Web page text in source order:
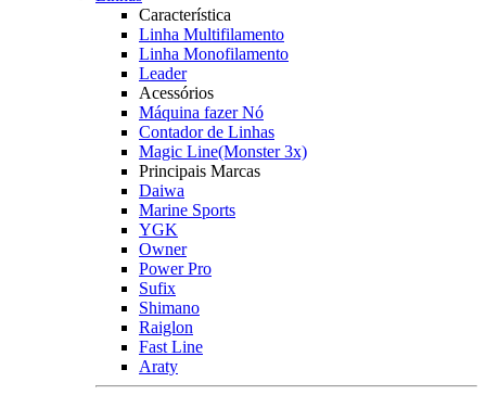
Característica
Linha Multifilamento
Linha Monofilamento
Leader
Acessórios
Máquina fazer Nó
Contador de Linhas
Magic Line(Monster 3x)
Principais Marcas
Daiwa
Marine Sports
YGK
Owner
Power Pro
Sufix
Shimano
Raiglon
Fast Line
Araty